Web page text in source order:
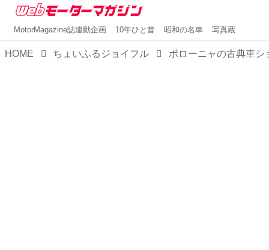
MotorMagazine誌連動企画 10年ひと昔 昭和の名車 写真蔵
HOME ちょいふるジョイフル